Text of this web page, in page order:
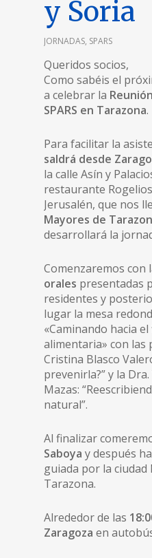
y Soria
JORNADAS, SPARS
Queridos socios,
Como sabéis el
a celebrar la
SPARS en Tarazona.
Para facilitar la
saldrá desde
la calle Asín y
restaurante
Jerusalén, que nos
Mayores de
desarrollará la
Comenzaremos con
orales presentadas
residentes y
lugar la mesa
«Caminando hacia
alimentaria» con las
Cristina Blasco
prevenirla?” y la
Mazas:
natural”.
Al finalizar
Saboyay después
guiada por la
Tarazona.
Alrededor de las
Zaragoza en